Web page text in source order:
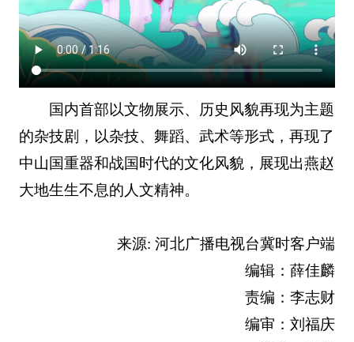
国内首部以文物展示、历史风貌再现为主题
的杂技剧，以杂技、舞蹈、武术等形式，再现了
中山国重器和战国时代的文化风貌，展现出燕赵
大地生生不息的人文精神。
来源: 河北广播电视台冀时客户端
编辑：薛佳麟
责编：李志财
编审：刘福庆